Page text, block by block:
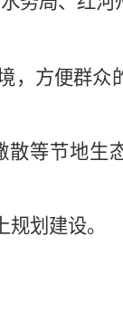
，方便群众
散等节地生
划建设。